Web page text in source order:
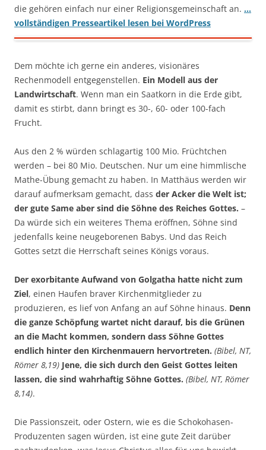
die gehören einfach nur einer Religionsgemeinschaft an. …
vollständigen Presseartikel lesen bei WordPress
Dem möchte ich gerne ein anderes, visionäres
Rechenmodell entgegenstellen. Ein Modell aus der
Landwirtschaft. Wenn man ein Saatkorn in die Erde gibt,
damit es stirbt, dann bringt es 30-, 60- oder 100-fach
Frucht.
Aus den 2 % würden schlagartig 100 Mio. Früchtchen
werden – bei 80 Mio. Deutschen. Nur um eine himmlische
Mathe-Übung gemacht zu haben. In Matthäus werden wir
darauf aufmerksam gemacht, dass der Acker die Welt ist;
der gute Same aber sind die Söhne des Reiches Gottes. –
Da würde sich ein weiteres Thema eröffnen, Söhne sind
jedenfalls keine neugeborenen Babys. Und das Reich
Gottes setzt die Herrschaft seines Königs voraus.
Der exorbitante Aufwand von Golgatha hatte nicht zum
Ziel, einen Haufen braver Kirchenmitglieder zu
produzieren, es lief von Anfang an auf Söhne hinaus. Denn
die ganze Schöpfung wartet nicht darauf, bis die Grünen
an die Macht kommen, sondern dass Söhne Gottes
endlich hinter den Kirchenmauern hervortreten. (Bibel, NT,
Römer 8,19) Jene, die sich durch den Geist Gottes leiten
lassen, die sind wahrhaftig Söhne Gottes. (Bibel, NT, Römer
8,14).
Die Passionszeit, oder Ostern, wie es die Schokohasen-
Produzenten sagen würden, ist eine gute Zeit darüber